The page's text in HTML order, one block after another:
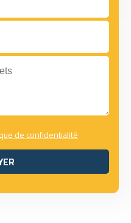
de confidentialité